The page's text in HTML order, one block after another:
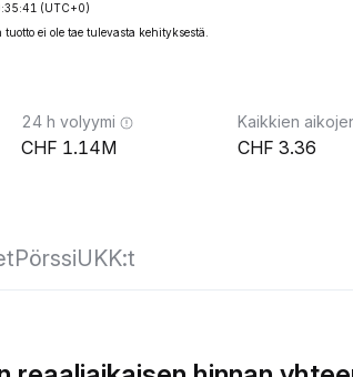
(UTC+0)
ei ole tae tulevasta kehityksestä.
24 h volyymi
1.14M
Kaikkien
3.36
PörssiUKK:t